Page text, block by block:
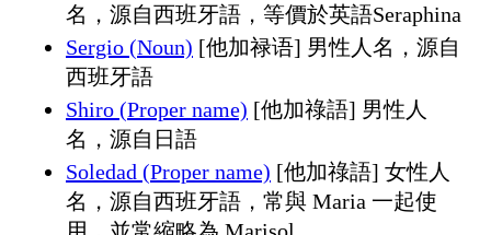
名，源自西班牙語，等價於英語Seraphina
Sergio (Noun) [他加禄语] 男性人名，源自
西班牙語
Shiro (Proper name) [他加祿語] 男性人
名，源自日語
Soledad (Proper name) [他加祿語] 女性人
名，源自西班牙語，常與 Maria 一起使
用，並常縮略為 Marisol